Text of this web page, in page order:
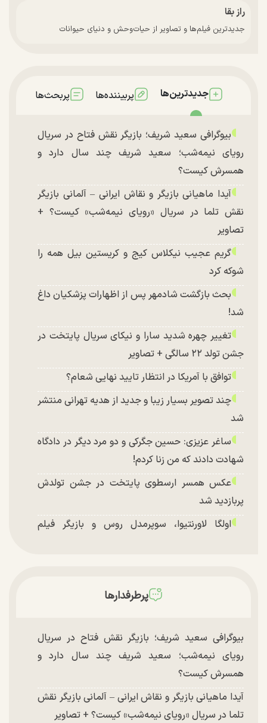
راز بقا
جدیدترین فیلم‌ها و تصاویر از حیات‌وحش و دنیای حیوانات
جدیدترین‌ها پربیننده‌ها پربحث‌ها
بیوگرافی سعید شریف؛ بازیگر نقش فتاح در سریال
رویای نیمه‌شب؛ سعید شریف چند سال دارد و
همسرش کیست؟
آیدا ماهیانی بازیگر و نقاش ایرانی – آلمانی بازیگر
نقش تلما در سریال «رویای نیمه‌شب» کیست؟ +
تصاویر
گریم عجیب نیکلاس کیج و کریستین بیل همه را
شوکه کرد
بحث بازگشت شادمهر پس از اظهارات پزشکیان داغ
شد!
تغییر چهره شدید سارا و نیکای سریال پایتخت در
جشن تولد ۲۲ سالگی + تصاویر
توافق با آمریکا در انتظار تایید نهایی شعام؟
چند تصویر بسیار زیبا و جدید از هدیه تهرانی منتشر
شد
ساغر عزیزی: حسین جگرکی و دو مرد دیگر در دادگاه
شهادت دادند که من زنا کردم!
عکس همسر ارسطوی پایتخت در جشن تولدش
پربازدید شد
اولگا لاورنتیوا، سوپرمدل روس و بازیگر فیلم
پرطرفدارها
بیوگرافی سعید شریف؛ بازیگر نقش فتاح در سریال
رویای نیمه‌شب؛ سعید شریف چند سال دارد و
همسرش کیست؟
آیدا ماهیانی بازیگر و نقاش ایرانی – آلمانی بازیگر نقش
تلما در سریال «رویای نیمه‌شب» کیست؟ + تصاویر